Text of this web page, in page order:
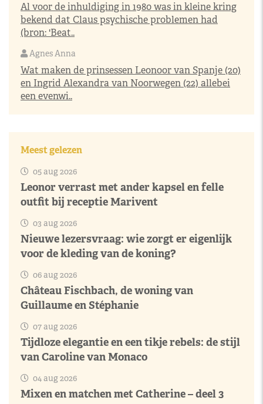
Al voor de inhuldiging in 1980 was in kleine kring
bekend dat Claus psychische problemen had
(bron: 'Beat..
Agnes Anna
Wat maken de prinsessen Leonoor van Spanje (20)
en Ingrid Alexandra van Noorwegen (22) allebei
een evenwi..
Meest gelezen
05 aug 2026
Leonor verrast met ander kapsel en felle
outfit bij receptie Marivent
03 aug 2026
Nieuwe lezersvraag: wie zorgt er eigenlijk
voor de kleding van de koning?
06 aug 2026
Château Fischbach, de woning van
Guillaume en Stéphanie
07 aug 2026
Tijdloze elegantie en een tikje rebels: de stijl
van Caroline van Monaco
04 aug 2026
Mixen en matchen met Catherine – deel 3